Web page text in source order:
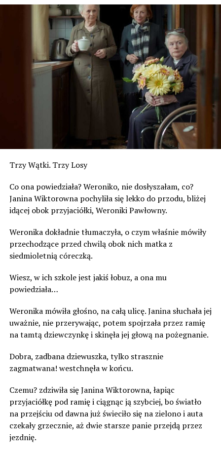
Trzy Wątki. Trzy Losy
Co ona powiedziała? Weroniko, nie dosłyszałam, co?
Janina Wiktorowna pochyliła się lekko do przodu, bliżej
idącej obok przyjaciółki, Weroniki Pawłowny.
Weronika dokładnie tłumaczyła, o czym właśnie mówiły
przechodzące przed chwilą obok nich matka z
siedmioletnią córeczką.
Wiesz, w ich szkole jest jakiś łobuz, a ona mu
powiedziała…
Weronika mówiła głośno, na całą ulicę. Janina słuchała jej
uważnie, nie przerywając, potem spojrzała przez ramię
na tamtą dziewczynkę i skinęła jej głową na pożegnanie.
Dobra, zadbana dziewuszka, tylko strasznie
zagmatwana! westchnęła w końcu.
Czemu? zdziwiła się Janina Wiktorowna, łapiąc
przyjaciółkę pod ramię i ciągnąc ją szybciej, bo światło
na przejściu od dawna już świeciło się na zielono i auta
czekały grzecznie, aż dwie starsze panie przejdą przez
jezdnię.